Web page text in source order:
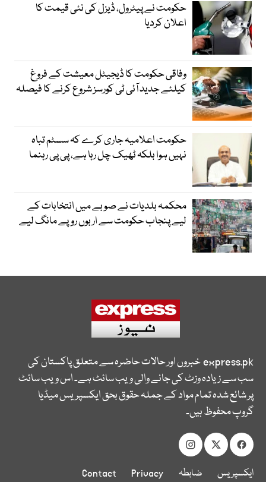
حکومت نے پیٹرول، ڈیزل کی نئی قیمت کا
اعلان کردیا
وفاقی حکومت کا ڈیجیٹل معیشت کے فروغ
کیلئے جدید آئی ٹی کورسز شروع کرنے کا فیصلہ
حکومت اعلامیہ جاری کرے کہ سسٹم تباہ
نہیں ہوا بلکہ ٹھیک چل رہا ہے، پی پی رہنما
محکمہ بلدیات نے صوبے میں انتخابات کے
لیے پنجاب حکومت سے اربوں روپے مانگ لیے
express.pkخبروں اور حالات حاضرہ سے متعلق پاکستان کی
سب سے زیادہ وزٹ کی جانے والی ویب سائٹ ہے۔ اس ویب سائٹ
پر شائع شدہ تمام مواد کے جملہ حقوق بحق ایکسپریس میڈیا
گروپ محفوظ ہیں۔
ایکسپریس ضابطہ Privacy
Contact